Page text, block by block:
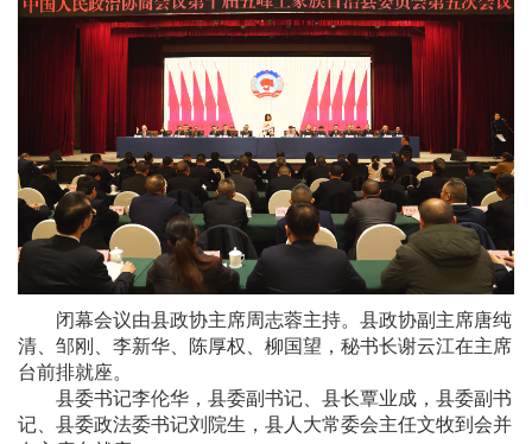
闭幕会议由县政协主席周志蓉主持。县政协副主席唐纯
清、邹刚、李新华、陈厚权、柳国望，秘书长谢云江在主席
台前排就座。
县委书记李伦华，县委副书记、县长覃业成，县委副书
记、县委政法委书记刘院生，县人大常委会主任文牧到会并